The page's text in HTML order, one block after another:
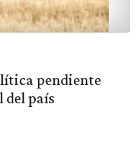
pendiente
del país